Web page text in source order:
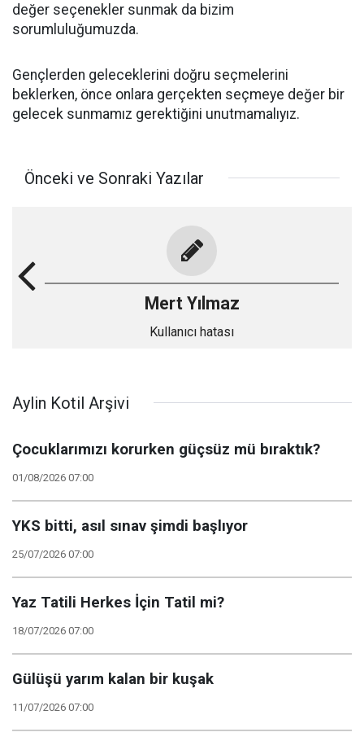
değer seçenekler sunmak da bizim
sorumluluğumuzda.
Gençlerden geleceklerini doğru seçmelerini
beklerken, önce onlara gerçekten seçmeye değer bir
gelecek sunmamız gerektiğini unutmamalıyız.
Önceki ve Sonraki Yazılar
Mert Yılmaz
Kullanıcı hatası
Aylin Kotil Arşivi
Çocuklarımızı korurken güçsüz mü bıraktık?
01/08/2026 07:00
YKS bitti, asıl sınav şimdi başlıyor
25/07/2026 07:00
Yaz Tatili Herkes İçin Tatil mi?
18/07/2026 07:00
Gülüşü yarım kalan bir kuşak
11/07/2026 07:00